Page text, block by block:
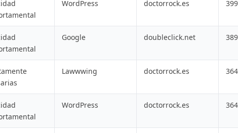
WordPress doctorrock.es
Google doubleclick.net
Lawwwing doctorrock.es
WordPress doctorrock.es